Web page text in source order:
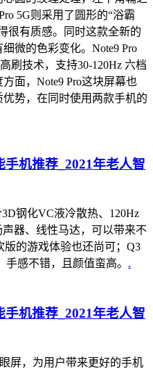
5G则采用了圆形的“浴霸
很有质感。同时这款全新的
微的色彩变化。Note9 Pro
刷技术，支持30-120Hz 六档
面，Note9 Pro这块屏幕也
势，在同时使用两款手机的
钢化VC液冷散热、120Hz
器、线性马达，可以带来不
版的游戏体验也还尚可；Q3
手感不错，且颜值蛮高。 .
屏，为用户带来更好的手机